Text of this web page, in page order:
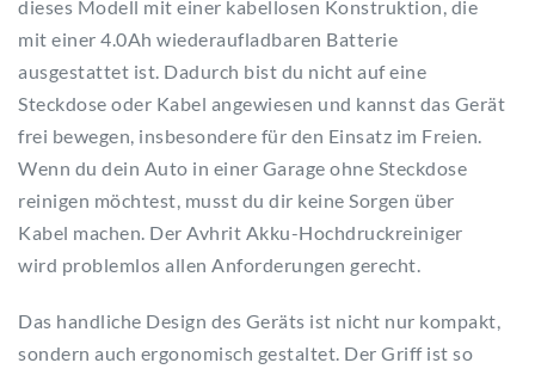
dieses Modell mit einer kabellosen Konstruktion, die
mit einer 4.0Ah wiederaufladbaren Batterie
ausgestattet ist. Dadurch bist du nicht auf eine
Steckdose oder Kabel angewiesen und kannst das Gerät
frei bewegen, insbesondere für den Einsatz im Freien.
Wenn du dein Auto in einer Garage ohne Steckdose
reinigen möchtest, musst du dir keine Sorgen über
Kabel machen. Der Avhrit Akku-Hochdruckreiniger
wird problemlos allen Anforderungen gerecht.
Das handliche Design des Geräts ist nicht nur kompakt,
sondern auch ergonomisch gestaltet. Der Griff ist so